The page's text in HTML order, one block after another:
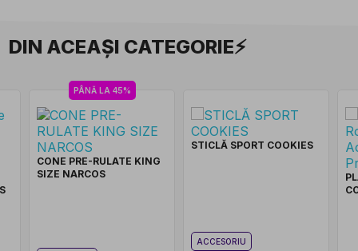
DIN ACEAȘI CATEGORIE⚡
PÂNĂ LA 45%
CONE PRE-RULATE KING
SIZE NARCOS
STICLĂ SPORT COOKIES
ACCESORIU